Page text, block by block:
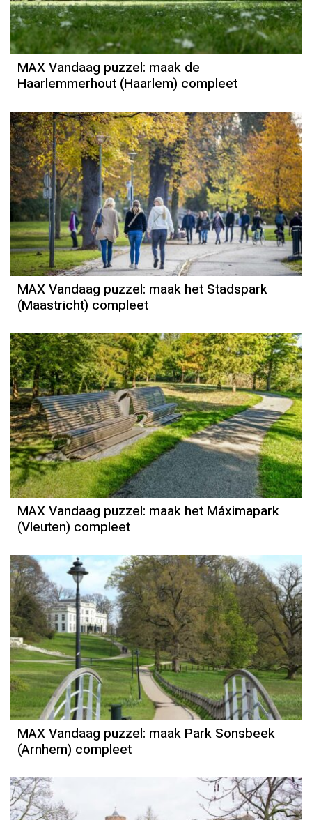
MAX Vandaag puzzel: maak de
Haarlemmerhout (Haarlem) compleet
MAX Vandaag puzzel: maak het Stadspark
(Maastricht) compleet
MAX Vandaag puzzel: maak het Máximapark
(Vleuten) compleet
MAX Vandaag puzzel: maak Park Sonsbeek
(Arnhem) compleet